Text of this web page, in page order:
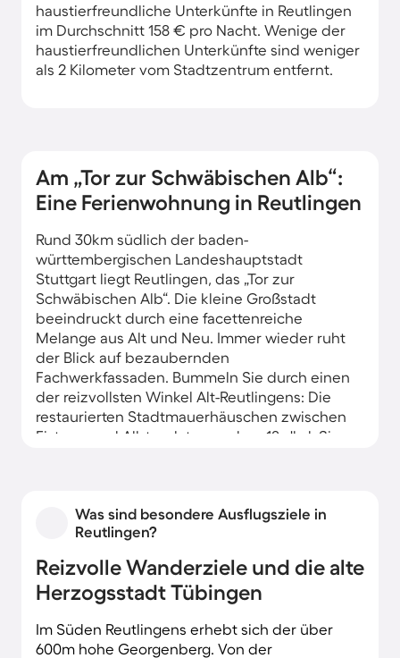
haustierfreundliche Unterkünfte in Reutlingen
im Durchschnitt 158 € pro Nacht. Wenige der
haustierfreundlichen Unterkünfte sind weniger
als 2 Kilometer vom Stadtzentrum entfernt.
Am „Tor zur Schwäbischen Alb“:
Eine Ferienwohnung in Reutlingen
Rund 30km südlich der baden-
württembergischen Landeshauptstadt
Stuttgart liegt Reutlingen, das „Tor zur
Schwäbischen Alb“. Die kleine Großstadt
beeindruckt durch eine facettenreiche
Melange aus Alt und Neu. Immer wieder ruht
der Blick auf bezaubernden
Fachwerkfassaden. Bummeln Sie durch einen
der reizvollsten Winkel Alt-Reutlingens: Die
restaurierten Stadtmauerhäuschen zwischen
Eisturm und Albtorplatz aus dem 18. Jhd. Sie
Was sind besondere Ausflugsziele in
Reutlingen?
Reizvolle Wanderziele und die alte
Herzogsstadt Tübingen
Im Süden Reutlingens erhebt sich der über
600m hohe Georgenberg. Von der